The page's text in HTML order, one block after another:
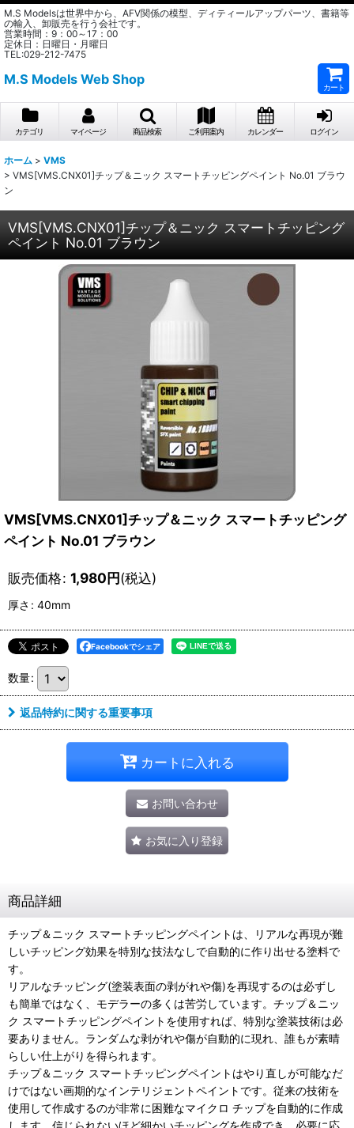
M.S Modelsは世界中から、AFV関係の模型、ディティールアップパーツ、書籍等
の輸入、卸販売を行う会社です。
営業時間：9：00～17：00
定休日：日曜日・月曜日
TEL:029-212-7475
M.S Models Web Shop
カート
カテゴリ マイページ 商品検索 ご利用案内 カレンダー ログイン
ホーム > VMS
> VMS[VMS.CNX01]チップ＆ニック スマートチッピングペイント No.01 ブラウ
ン
VMS[VMS.CNX01]チップ＆ニック スマートチッピング
ペイント No.01 ブラウン
VMS[VMS.CNX01]チップ＆ニック スマートチッピング
ペイント No.01 ブラウン
販売価格: 1,980円(税込)
厚さ : 40mm
Facebookでシェア
数量:
返品特約に関する重要事項
カートに入れる
お問い合わせ
お気に入り登録
商品詳細
チップ＆ニック スマートチッピングペイントは、リアルな再現が難
しいチッピング効果を特別な技法なしで自動的に作り出せる塗料で
す。
リアルなチッピング(塗装表面の剥がれや傷)を再現するのは必ずし
も簡単ではなく、モデラーの多くは苦労しています。チップ＆ニッ
ク スマートチッピングペイントを使用すれば、特別な塗装技術は必
要ありません。ランダムな剥がれや傷が自動的に現れ、誰もが素晴
らしい仕上がりを得られます。
チップ＆ニック スマートチッピングペイントはやり直しが可能なだ
けではない画期的なインテリジェントペイントです。従来の技術を
使用して作成するのが非常に困難なマイクロ チップを自動的に作成
します。信じられないほど細かいチッピングを作成でき、必要に応